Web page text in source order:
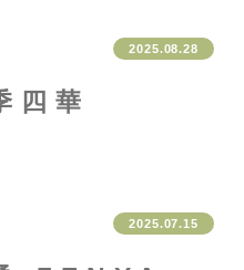
2025.08.28
四華
2025.07.15